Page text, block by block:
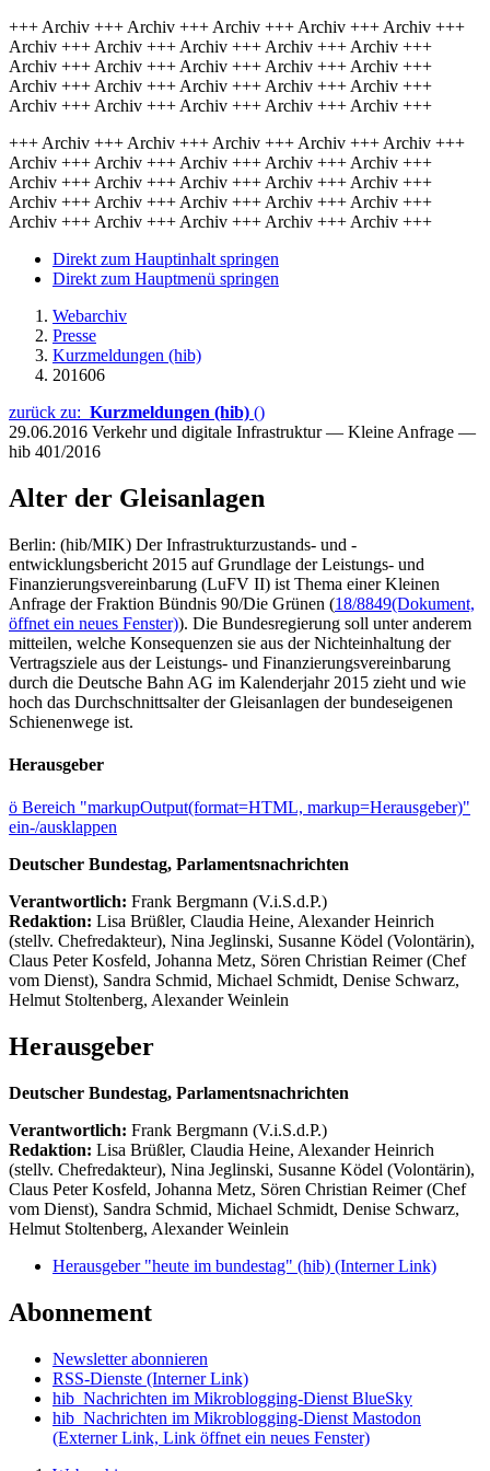
+++ Archiv +++ Archiv +++ Archiv +++ Archiv +++ Archiv +++
Archiv +++ Archiv +++ Archiv +++ Archiv +++ Archiv +++
Archiv +++ Archiv +++ Archiv +++ Archiv +++ Archiv +++
Archiv +++ Archiv +++ Archiv +++ Archiv +++ Archiv +++
Archiv +++ Archiv +++ Archiv +++ Archiv +++ Archiv +++
+++ Archiv +++ Archiv +++ Archiv +++ Archiv +++ Archiv +++
Archiv +++ Archiv +++ Archiv +++ Archiv +++ Archiv +++
Archiv +++ Archiv +++ Archiv +++ Archiv +++ Archiv +++
Archiv +++ Archiv +++ Archiv +++ Archiv +++ Archiv +++
Archiv +++ Archiv +++ Archiv +++ Archiv +++ Archiv +++
Direkt zum Hauptinhalt springen
Direkt zum Hauptmenü springen
Webarchiv
Presse
Kurzmeldungen (hib)
201606
zurück zu: Kurzmeldungen (hib) ()
29.06.2016 Verkehr und digitale Infrastruktur — Kleine Anfrage —
hib 401/2016
Alter der Gleisanlagen
Berlin: (hib/MIK) Der Infrastrukturzustands- und -
entwicklungsbericht 2015 auf Grundlage der Leistungs- und
Finanzierungsvereinbarung (LuFV II) ist Thema einer Kleinen
Anfrage der Fraktion Bündnis 90/Die Grünen (18/8849(Dokument,
öffnet ein neues Fenster)). Die Bundesregierung soll unter anderem
mitteilen, welche Konsequenzen sie aus der Nichteinhaltung der
Vertragsziele aus der Leistungs- und Finanzierungsvereinbarung
durch die Deutsche Bahn AG im Kalenderjahr 2015 zieht und wie
hoch das Durchschnittsalter der Gleisanlagen der bundeseigenen
Schienenwege ist.
Herausgeber
ö Bereich "markupOutput(format=HTML, markup=Herausgeber)"
ein-/ausklappen
Deutscher Bundestag, Parlamentsnachrichten
Verantwortlich: Frank Bergmann (V.i.S.d.P.)
Redaktion: Lisa Brüßler, Claudia Heine, Alexander Heinrich
(stellv. Chefredakteur), Nina Jeglinski, Susanne Ködel (Volontärin),
Claus Peter Kosfeld, Johanna Metz, Sören Christian Reimer (Chef
vom Dienst), Sandra Schmid, Michael Schmidt, Denise Schwarz,
Helmut Stoltenberg, Alexander Weinlein
Herausgeber
Deutscher Bundestag, Parlamentsnachrichten
Verantwortlich: Frank Bergmann (V.i.S.d.P.)
Redaktion: Lisa Brüßler, Claudia Heine, Alexander Heinrich
(stellv. Chefredakteur), Nina Jeglinski, Susanne Ködel (Volontärin),
Claus Peter Kosfeld, Johanna Metz, Sören Christian Reimer (Chef
vom Dienst), Sandra Schmid, Michael Schmidt, Denise Schwarz,
Helmut Stoltenberg, Alexander Weinlein
Herausgeber "heute im bundestag" (hib) (Interner Link)
Abonnement
Newsletter abonnieren
RSS-Dienste (Interner Link)
hib_Nachrichten im Mikroblogging-Dienst BlueSky
hib_Nachrichten im Mikroblogging-Dienst Mastodon
(Externer Link, Link öffnet ein neues Fenster)